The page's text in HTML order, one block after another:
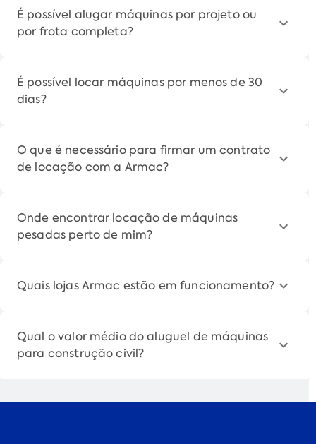
É possível alugar máquinas por projeto ou
por frota completa?
É possível locar máquinas por menos de 30
dias?
O que é necessário para firmar um contrato
de locação com a Armac?
Onde encontrar locação de máquinas
pesadas perto de mim?
Quais lojas Armac estão em funcionamento?
Qual o valor médio do aluguel de máquinas
para construção civil?